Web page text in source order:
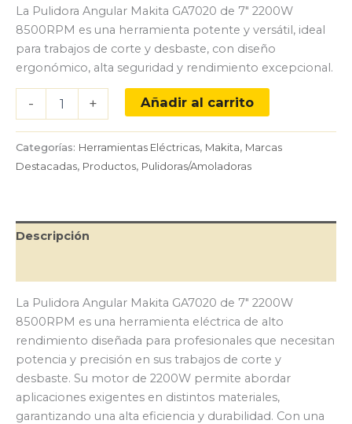
La Pulidora Angular Makita GA7020 de 7″ 2200W
8500RPM es una herramienta potente y versátil, ideal
para trabajos de corte y desbaste, con diseño
ergonómico, alta seguridad y rendimiento excepcional.
-
GA7020
7"
cantidad
+ Añadir al carrito
Categorías: Herramientas Eléctricas, Makita, Marcas
Destacadas, Productos, Pulidoras/Amoladoras
Descripción
La Pulidora Angular Makita GA7020 de 7″ 2200W
8500RPM es una herramienta eléctrica de alto
rendimiento diseñada para profesionales que necesitan
potencia y precisión en sus trabajos de corte y
desbaste. Su motor de 2200W permite abordar
aplicaciones exigentes en distintos materiales,
garantizando una alta eficiencia y durabilidad. Con una